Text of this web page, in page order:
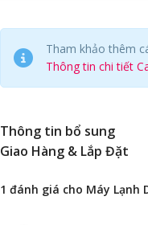
Tham khảo thêm
Thông tin chi tiết
Thông tin bổ sung
Giao Hàng & Lắp Đặt
1 đánh giá cho Máy Lạnh